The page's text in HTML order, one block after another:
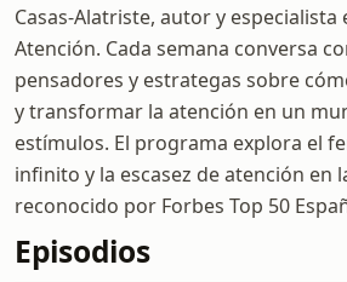
Casas-Alatriste, autor y especialista
Atención. Cada semana conversa
pensadores y estrategas sobre
y transformar la atención en un
estímulos. El programa explora el
infinito y la escasez de atención en
reconocido por Forbes Top 50
Episodios